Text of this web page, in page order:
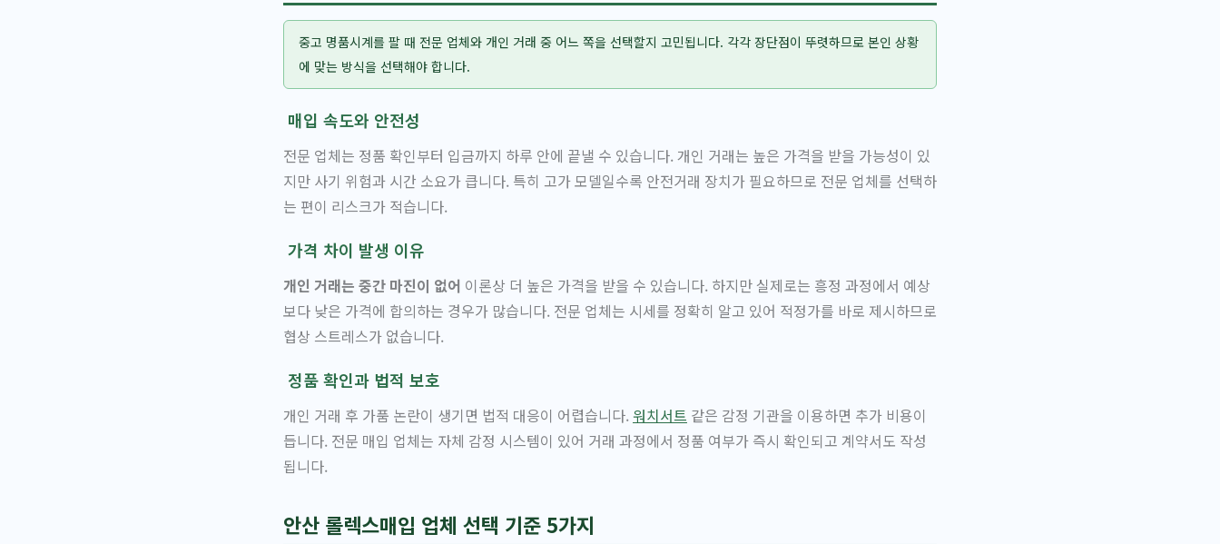
중고 명품시계를 팔 때 전문 업체와 개인 거래 중 어느 쪽을 선택할지 고민됩니다. 각각 장단점이 뚜렷하므로 본인 상황
에 맞는 방식을 선택해야 합니다.
매입 속도와 안전성
전문 업체는 정품 확인부터 입금까지 하루 안에 끝낼 수 있습니다. 개인 거래는 높은 가격을 받을 가능성이 있
지만 사기 위험과 시간 소요가 큽니다. 특히 고가 모델일수록 안전거래 장치가 필요하므로 전문 업체를 선택하
는 편이 리스크가 적습니다.
가격 차이 발생 이유
개인 거래는 중간 마진이 없어 이론상 더 높은 가격을 받을 수 있습니다. 하지만 실제로는 흥정 과정에서 예상
보다 낮은 가격에 합의하는 경우가 많습니다. 전문 업체는 시세를 정확히 알고 있어 적정가를 바로 제시하므로
협상 스트레스가 없습니다.
정품 확인과 법적 보호
개인 거래 후 가품 논란이 생기면 법적 대응이 어렵습니다. 워치서트 같은 감정 기관을 이용하면 추가 비용이
듭니다. 전문 매입 업체는 자체 감정 시스템이 있어 거래 과정에서 정품 여부가 즉시 확인되고 계약서도 작성
됩니다.
안산 롤렉스매입 업체 선택 기준 5가지